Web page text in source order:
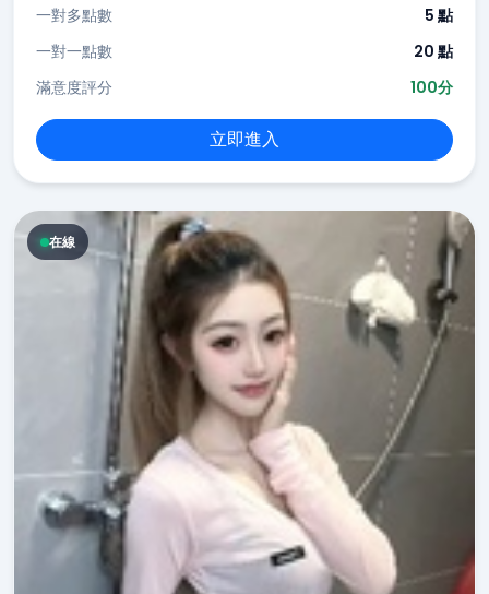
一對多點數
5 點
一對一點數
20 點
滿意度評分
100分
立即進入
在線